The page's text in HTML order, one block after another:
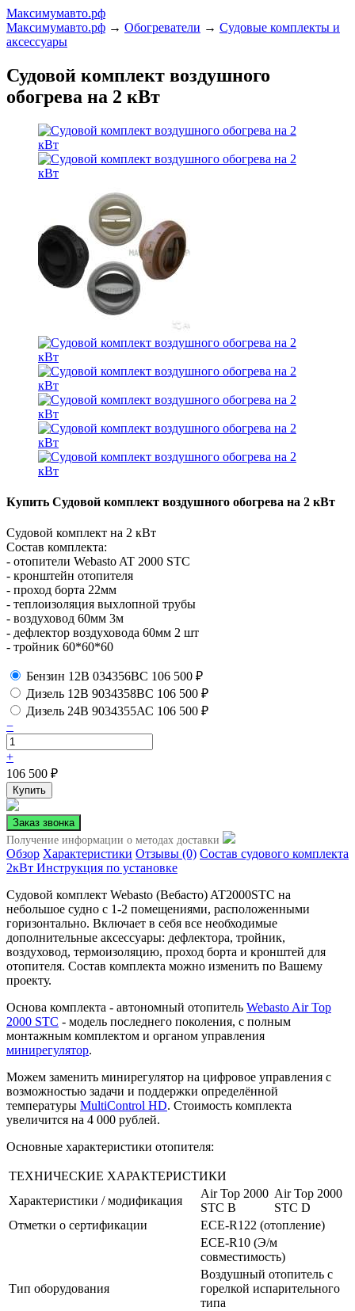
Максимумавто.рф
Максимумавто.рф → Обогреватели → Судовые комплекты и
аксессуары
Судовой комплект воздушного
обогрева на 2 кВт
Купить Судовой комплект воздушного обогрева на 2 кВт
Судовой комплект на 2 кВт
Состав комплекта:
- отопители Webasto AT 2000 STC
- кронштейн отопителя
- проход борта 22мм
- теплоизоляция выхлопной трубы
- воздуховод 60мм 3м
- дефлектор воздуховода 60мм 2 шт
- тройник 60*60*60
Бензин 12В 034356BС 106 500 ₽
Дизель 12В 9034358BС 106 500 ₽
Дизель 24В 9034355АС 106 500 ₽
−
+
106 500 ₽
Получение информации о методах доставки
Обзор Характеристики Отзывы (0) Состав судового комплекта
2кВт Инструкция по установке
Судовой комплект Webasto (Вебасто) AT2000STC на
небольшое судно с 1-2 помещениями, расположенными
горизонтально. Включает в себя все необходимые
дополнительные аксессуары: дефлектора, тройник,
воздуховод, термоизоляцию, проход борта и кронштей для
отопителя. Состав комплекта можно изменить по Вашему
проекту.
Основа комплекта - автономный отопитель Webasto Air Top
2000 STC - модель последнего поколения, с полным
монтажным комплектом и органом управления
минирегулятор.
Можем заменить минирегулятор на цифровое управления с
возможностью задачи и поддержки определённой
температуры MultiControl HD. Стоимость комплекта
увеличится на 4 000 рублей.
Основные характеристики отопителя:
ТЕХНИЧЕСКИЕ ХАРАКТЕРИСТИКИ
Характеристики / модификация
Air Top 2000
STC B
Air Top 2000
STC D
Отметки о сертификации
ECE-R122 (отопление)
ECE-R10 (Э/м
совместимость)
Тип оборудования
Воздушный отопитель с
горелкой испарительного
типа